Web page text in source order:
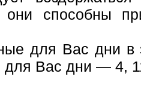
они способны
для Вас дни
Вас дни — 4,